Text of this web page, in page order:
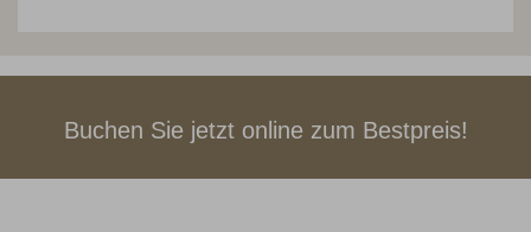
Buchen Sie jetzt online zum Bestpreis!